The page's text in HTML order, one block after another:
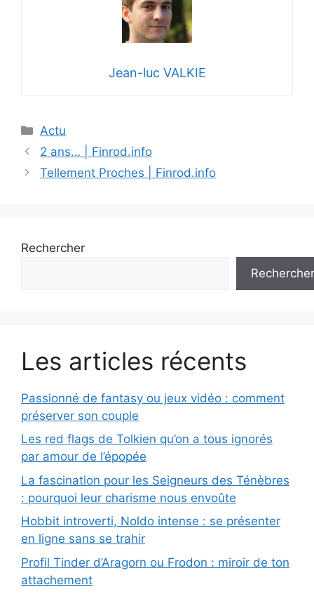
Jean-luc VALKIE
Catégories
Actu
2 ans… | Finrod.info
Tellement Proches | Finrod.info
Rechercher
Rechercher
Les articles récents
Passionné de fantasy ou jeux vidéo : comment
préserver son couple
Les red flags de Tolkien qu’on a tous ignorés
par amour de l’épopée
La fascination pour les Seigneurs des Ténèbres
: pourquoi leur charisme nous envoûte
Hobbit introverti, Noldo intense : se présenter
en ligne sans se trahir
Profil Tinder d’Aragorn ou Frodon : miroir de ton
attachement